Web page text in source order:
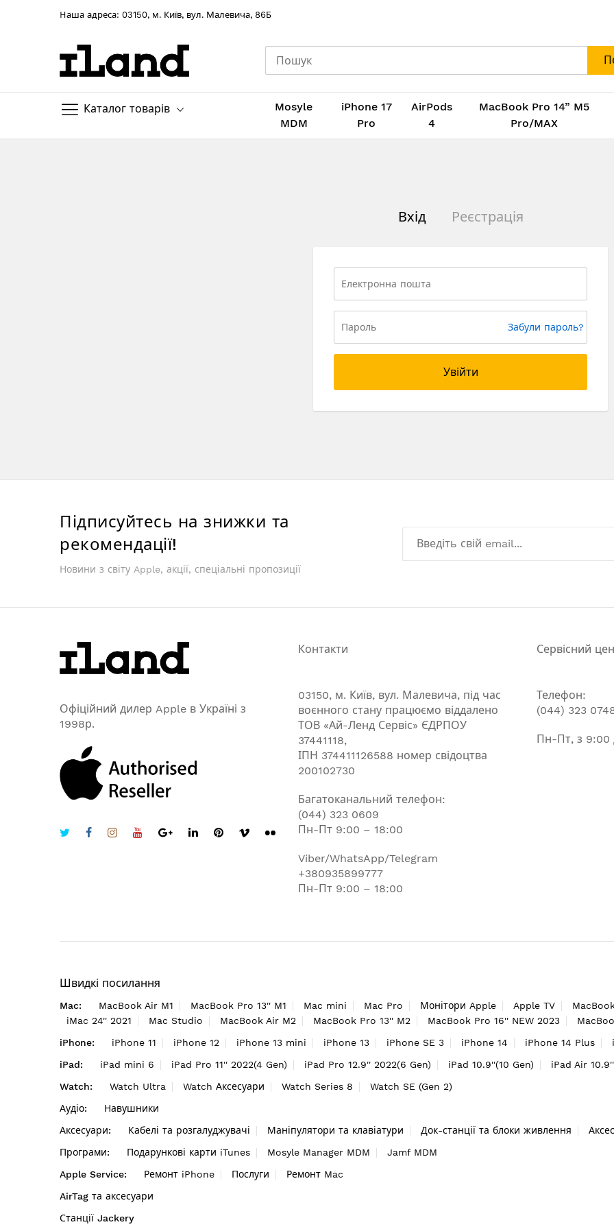
Hаша адреса: 03150, м. Київ, вул. Малевича, 86Б
Каталог товарів
Mosyle
MDM
iPhone 17
Pro
AirPods
4
MacBook Pro 14” M5
Pro/MAX
Вхід Реєстрація
Забули пароль?
Увійти
Підписуйтесь на знижки та
рекомендації!
Новини з світу Apple, акції, спеціальні пропозиції
Офіційний дилер Apple в Україні з
1998р.
Контакти
03150, м. Київ, вул. Малевича, під час
воєнного стану працюємо віддалено
ТОВ «Ай-Ленд Сервіс» ЄДРПОУ
37441118,
ІПН 374411126588 номер свідоцтва
200102730
Багатоканальний телефон:
(044) 323 0609
Пн-Пт 9:00 – 18:00
Viber/WhatsApp/Telegram
+380935899777
Пн-Пт 9:00 – 18:00
Сервісний
Телефон:
(044) 323
Пн-Пт, з 9:00
Швидкі посилання
Mac: MacBook Air M1 MacBook Pro 13'' M1 Mac mini Mac Pro Монітори Apple Apple TV
iMac 24'' 2021
Mac Studio MacBook Air M2 MacBook Pro 13'' M2 MacBook Pro 16'' NEW 2023
iPhone:
iPhone 11 iPhone 12 iPhone 13 mini iPhone 13 iPhone SE 3 iPhone 14 iPhone 14 Plus
iPad:
iPad mini 6 iPad Pro 11'' 2022(4 Gen) iPad Pro 12.9'' 2022(6 Gen) iPad 10.9''(10 Gen)
iPad Air
Watch:
Watch Ultra Watch Аксесуари Watch Series 8
Watch SE (Gen 2)
Аудіо:
Навушники
Аксесуари:
Кабелі та розгалуджувачі Маніпулятори та клавіатури Док-станції та блоки живлення
Програми:
Подарункові карти iTunes Mosyle Manager MDM
Jamf MDM
Apple Service:
Ремонт iPhone Послуги
Ремонт Mac
AirTag та аксесуари
Станції Jackery